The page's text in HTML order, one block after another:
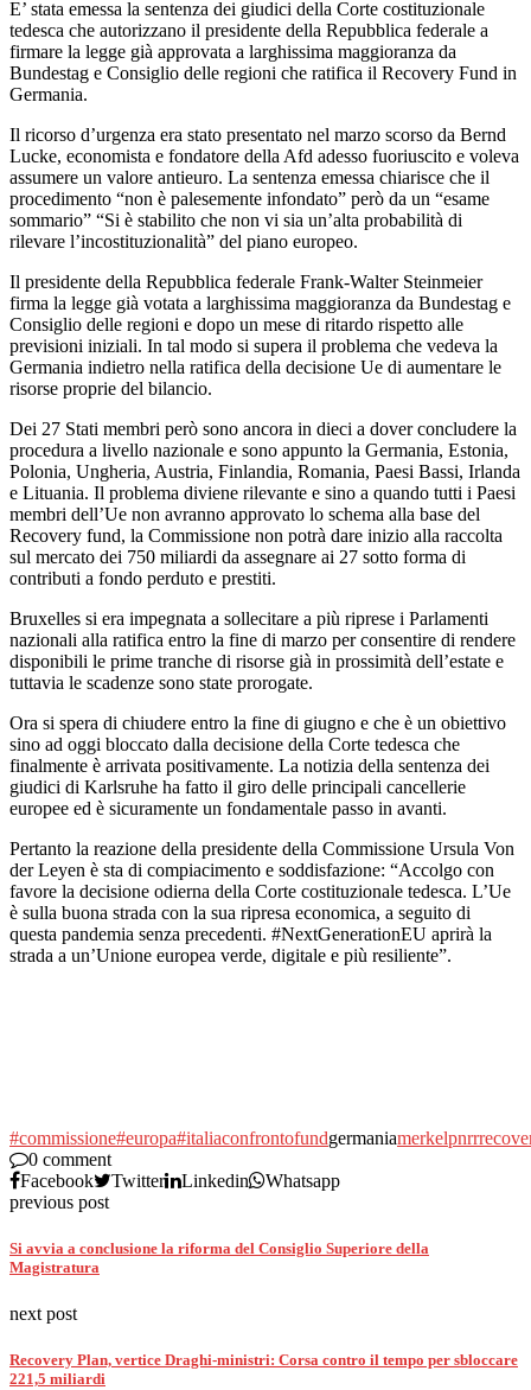
E’ stata emessa la sentenza dei giudici della Corte costituzionale
tedesca che autorizzano il presidente della Repubblica federale a
firmare la legge già approvata a larghissima maggioranza da
Bundestag e Consiglio delle regioni che ratifica il Recovery Fund in
Germania.
Il ricorso d’urgenza era stato presentato nel marzo scorso da Bernd
Lucke, economista e fondatore della Afd adesso fuoriuscito e voleva
assumere un valore antieuro. La sentenza emessa chiarisce che il
procedimento “non è palesemente infondato” però da un “esame
sommario” “Si è stabilito che non vi sia un’alta probabilità di
rilevare l’incostituzionalità” del piano europeo.
Il presidente della Repubblica federale Frank-Walter Steinmeier
firma la legge già votata a larghissima maggioranza da Bundestag e
Consiglio delle regioni e dopo un mese di ritardo rispetto alle
previsioni iniziali. In tal modo si supera il problema che vedeva la
Germania indietro nella ratifica della decisione Ue di aumentare le
risorse proprie del bilancio.
Dei 27 Stati membri però sono ancora in dieci a dover concludere la
procedura a livello nazionale e sono appunto la Germania, Estonia,
Polonia, Ungheria, Austria, Finlandia, Romania, Paesi Bassi, Irlanda
e Lituania. Il problema diviene rilevante e sino a quando tutti i Paesi
membri dell’Ue non avranno approvato lo schema alla base del
Recovery fund, la Commissione non potrà dare inizio alla raccolta
sul mercato dei 750 miliardi da assegnare ai 27 sotto forma di
contributi a fondo perduto e prestiti.
Bruxelles si era impegnata a sollecitare a più riprese i Parlamenti
nazionali alla ratifica entro la fine di marzo per consentire di rendere
disponibili le prime tranche di risorse già in prossimità dell’estate e
tuttavia le scadenze sono state prorogate.
Ora si spera di chiudere entro la fine di giugno e che è un obiettivo
sino ad oggi bloccato dalla decisione della Corte tedesca che
finalmente è arrivata positivamente. La notizia della sentenza dei
giudici di Karlsruhe ha fatto il giro delle principali cancellerie
europee ed è sicuramente un fondamentale passo in avanti.
Pertanto la reazione della presidente della Commissione Ursula Von
der Leyen è sta di compiacimento e soddisfazione: “Accolgo con
favore la decisione odierna della Corte costituzionale tedesca. L’Ue
è sulla buona strada con la sua ripresa economica, a seguito di
questa pandemia senza precedenti. #NextGenerationEU aprirà la
strada a un’Unione europea verde, digitale e più resiliente”.
#commissione#europa#italiaconfrontofundgermaniamerkelpnrr
0 comment
Facebook
Twitter Linkedin
Whatsapp
previous post
Si avvia a conclusione la riforma del Consiglio Superiore della
Magistratura
next post
Recovery Plan, vertice Draghi-ministri: Corsa contro il tempo per sbloccare
221,5 miliardi